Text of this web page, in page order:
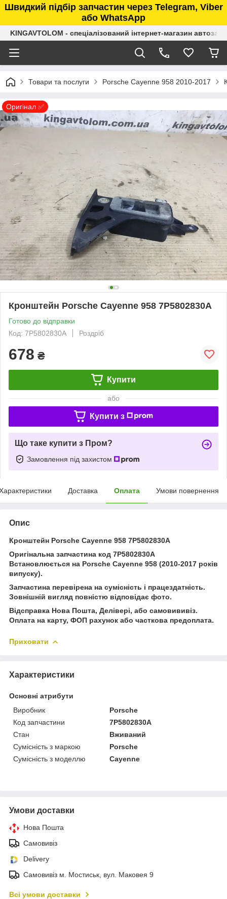
Швидкий підбір запчастин через Telegram, Viber
або WhatsApp
KINGAVTOLOM - спеціалізований інтернет-магазин
Товари та послуги Porsche Cayenne 958 2010-2017
Оригінал ✅
Кронштейн Porsche Cayenne 958 7P5802830A
Готово до відправки
Код: 7P5802830A
Роздріб
678 ₴
Купити
або
Купити з
Що таке купити з Пром?
Замовлення під захистом
Доставка Оплата Умови повернення
Опис
Кронштейн Porsche Cayenne 958 7P5802830A
Оригінальна запчастина код 7P5802830A
Встановлюється на Porsche Cayenne 958 (2010-2017 років
випуску).
Запчастина перевірена на сумісність і працездатність.
Зовнішній вигляд повністю відповідає фото.
Відсправка Нова Пошта, Делівері, або самовививіз.
Оплата на карту, ФОП рахунок або часткова предоплата.
Приховати
Характеристики
Основні атрибути
Виробник
Porsche
Код запчастини
7P5802830A
Стан
Вживаний
Сумісність з маркою
Porsche
Сумісність з моделлю
Cayenne
Умови доставки
Нова Пошта
Самовивіз
Delivery
Самовивіз м. Мостиськ, вул. Маковея 9
Всі умови доставки